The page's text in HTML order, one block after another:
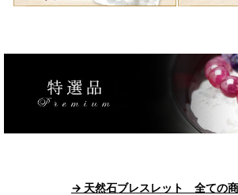
→ 天然石ブレスレット 全ての